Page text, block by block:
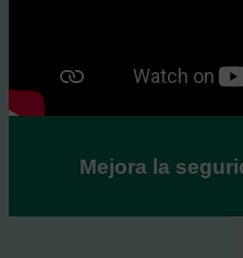
Mejora la